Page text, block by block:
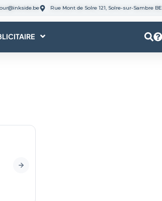
Rue Mont de Solre 121, Solre-sur-Sambre BE